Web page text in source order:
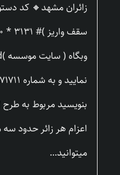
بنویسید مربوط به طرح
اعزام هر زائر حدود
میتوانید...